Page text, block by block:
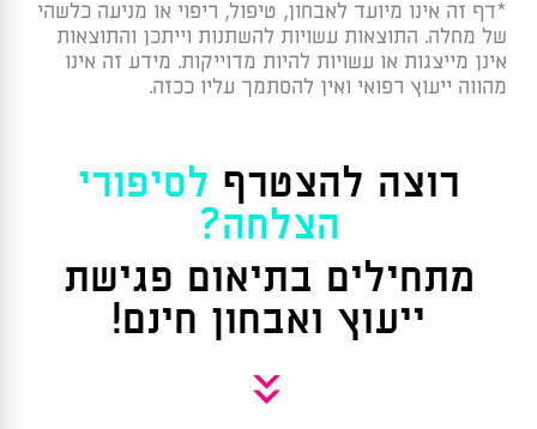
*דף זה אינו מיועד לאבחון, טיפול, ריפוי או מניעה כלשהי
של מחלה. התוצאות עשויות להשתנות וייתכן והתוצאות
אינן מייצגות או עשויות להיות מדוייקות. מידע זה אינו
מהווה ייעוץ רפואי ואין להסתמך עליו ככזה.
רוצה להצטרף לסיפורי
הצלחה?
מתחילים בתיאום פגישת
ייעוץ ואבחון חינם!
»